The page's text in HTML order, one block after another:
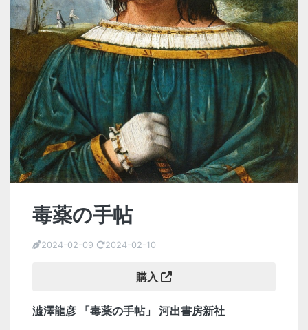
毒薬の手帖
2024-02-09 2024-02-10
購入
澁澤龍彦 「毒薬の手帖」 河出書房新社